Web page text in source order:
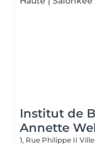
Institut de
Annette
1, Rue Philippe II